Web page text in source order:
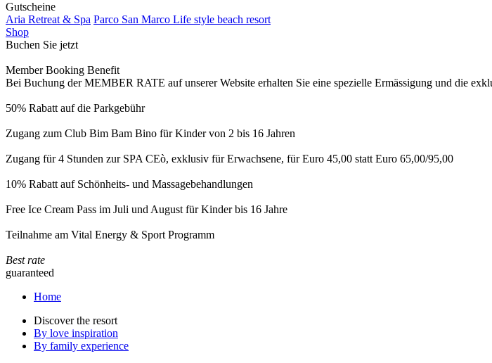
Gutscheine
Aria Retreat & Spa Parco San Marco Life style beach resort
Shop
Buchen Sie jetzt
Member Booking Benefit
Bei Buchung der MEMBER RATE auf unserer Website erhalten Sie eine spezielle Ermässigung und die
50% Rabatt auf die Parkgebühr
Zugang zum Club Bim Bam Bino für Kinder von 2 bis 16 Jahren
Zugang für 4 Stunden zur SPA CEò, exklusiv für Erwachsene, für Euro 45,00 statt Euro 65,00/95,00
10% Rabatt auf Schönheits- und Massagebehandlungen
Free Ice Cream Pass im Juli und August für Kinder bis 16 Jahre
Teilnahme am Vital Energy & Sport Programm
Best rate
guaranteed
Home
Discover the resort
By love inspiration
By family experience